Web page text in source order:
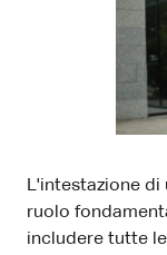
L'intestazione di
ruolo
includere tutte